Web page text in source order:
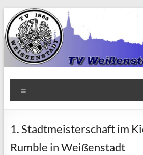
Zum
Inhalt
springen
TV
1865
Weißenstadt
e.V.
1. Stadtmeisterschaft im
Rumble in Weißenstadt